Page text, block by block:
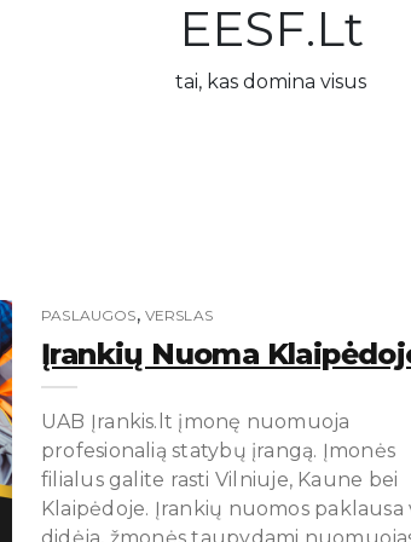
EESF.lt
tai, kas domina visus
PASLAUGOS, VERSLAS
Įrankių Nuoma
UAB Įrankis.lt įmonę nuomuoja
profesionalią statybų įrangą. Įmonės
filialus galite rasti Vilniuje, Kaune bei
Klaipėdoje. Įrankių nuomos paklausa